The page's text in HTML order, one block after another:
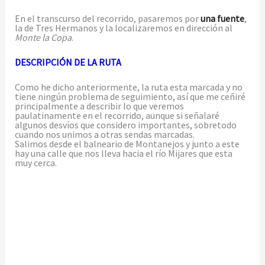
En el transcurso del recorrido, pasaremos poruna fuente,
la de Tres Hermanos y la localizaremos en dirección al
Monte la Copa.
DESCRIPCIÓN DE LA RUTA
Como he dicho anteriormente, la ruta esta marcada y no
tiene ningún problema de seguimiento, así que me ceñiré
principalmente a describir lo que veremos
paulatinamente en el recorrido, aunque si señalaré
algunos desvíos que considero importantes, sobretodo
cuando nos unimos a otras sendas marcadas.
Salimos desde el balneario de Montanejos y junto a este
hay una calle que nos lleva hacia el río Mijares que esta
muy cerca.